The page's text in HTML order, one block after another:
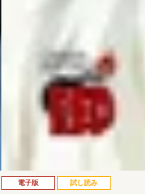
電子版 試し読み